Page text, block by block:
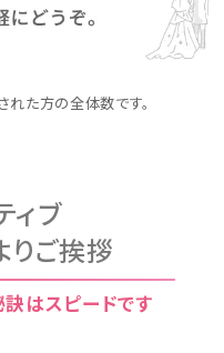
た方の全体数です。
ィブ
りご挨拶
はスピードです